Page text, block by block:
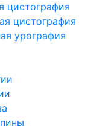
цистография
цистография
урография